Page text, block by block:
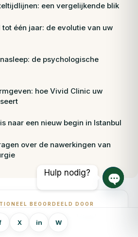
X in W
een vergelijkende blik
tot één jaar: de evolutie van uw
de psychologische
hoe Vivid Clinic uw
naar een nieuw begin in Istanbul
over de nawerkingen van
BEOORDEELD DOOR
bestuur van Vivid
Hulp nodig?
Open